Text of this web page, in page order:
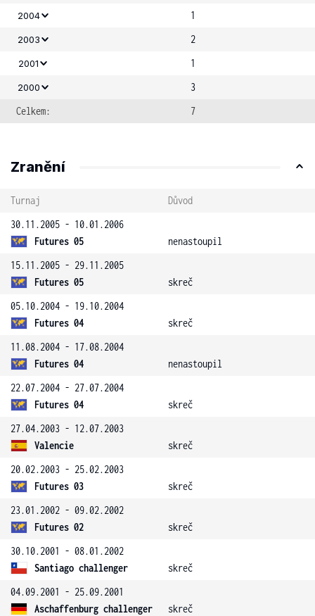
2004 1
2003 2
2001 1
2000
3
Celkem:
7
Zranění
Turnaj
Důvod
30.11.2005 - 10.01.2006
Futures 05
nenastoupil
15.11.2005 - 29.11.2005
Futures 05
skreč
05.10.2004 - 19.10.2004
Futures 04
skreč
11.08.2004 - 17.08.2004
Futures 04
nenastoupil
22.07.2004 - 27.07.2004
Futures 04
skreč
27.04.2003 - 12.07.2003
Valencie
skreč
20.02.2003 - 25.02.2003
Futures 03
skreč
23.01.2002 - 09.02.2002
Futures 02
skreč
30.10.2001 - 08.01.2002
Santiago challenger
skreč
04.09.2001 - 25.09.2001
Aschaffenburg challenger
skreč